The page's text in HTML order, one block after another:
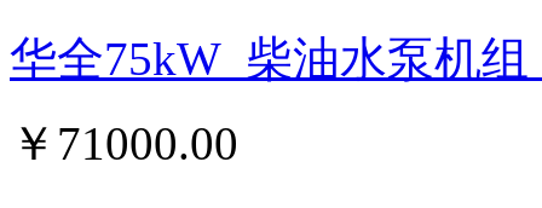
华全75kW_柴油水泵机
￥ 71000.00